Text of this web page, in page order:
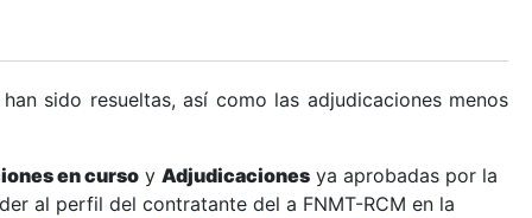
sido resueltas, así como las adjudicaciones menos
en curso y Adjudicaciones ya aprobadas por la
al perfil del contratante del a FNMT-RCM en la